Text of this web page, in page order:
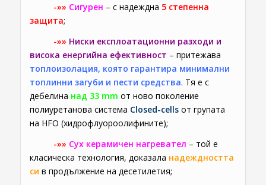
-»» Сигурен – с надеждна 5 степенна
защита;
-»» Ниски експлоатационни разходи и
висока енергийна ефективност – притежава
топлоизолация, която гарантира минимални
топлинни загуби и пести средства. Тя е с
дебелина над 33 mm от ново поколение
полиуретанова система Closed-cellsот групата
на HFO (хидрофлуороолифините);
-»» Сух керамичен нагревател – той е
класическа технология, доказала надеждността
си в продължение на десетилетия;